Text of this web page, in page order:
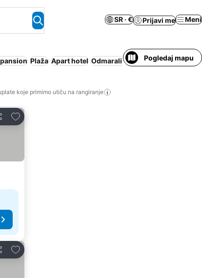
SR · € Prijavi me Meni
Plaža Apart hotel Odmaralište Besplatno
Pogledaj mapu
koje primimo utiču na rangiranje
Dodati u favorite
Dodati u favorite